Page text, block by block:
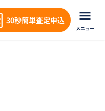
30秒簡単査定申込
メニュー